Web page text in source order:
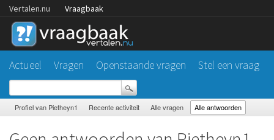
Vertalen.nu Vraagbaak
Actueel Vragen Openstaande vragen Stel een vraag
Profiel van Pietheyn1 Recente activiteit Alle vragen Alle antwoorden